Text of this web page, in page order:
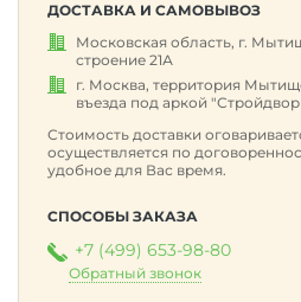
ДОСТАВКА И САМОВЫВОЗ
Московская область, г.
строение 21А
г. Москва, территория
въезда под аркой
Стоимость доставки
осуществляется по
удобное для Вас время.
СПОСОБЫ ЗАКАЗА
+7 (499) 653-98-80
Обратный звонок